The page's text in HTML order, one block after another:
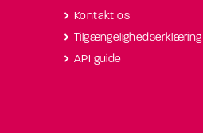
Kontakt os
Tilgængelighedserklæring
API guide